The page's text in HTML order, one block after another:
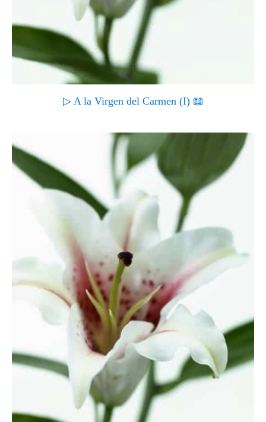
▷ A la Virgen del Carmen (I) 📖